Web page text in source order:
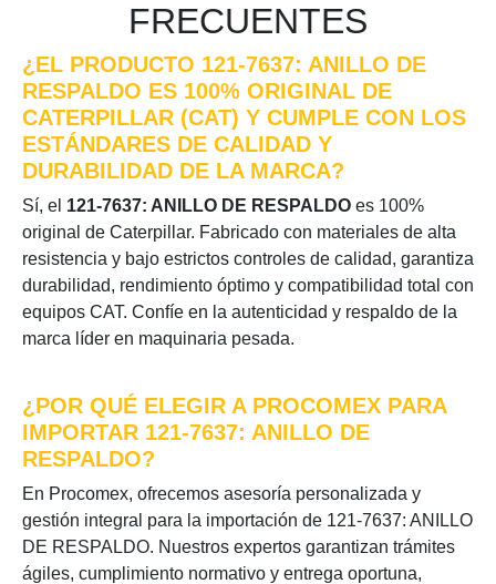
FRECUENTES
¿EL PRODUCTO 121-7637: ANILLO DE
RESPALDO ES 100% ORIGINAL DE
CATERPILLAR (CAT) Y CUMPLE CON LOS
ESTÁNDARES DE CALIDAD Y
DURABILIDAD DE LA MARCA?
Sí, el 121-7637: ANILLO DE RESPALDO es 100%
original de Caterpillar. Fabricado con materiales de alta
resistencia y bajo estrictos controles de calidad, garantiza
durabilidad, rendimiento óptimo y compatibilidad total con
equipos CAT. Confíe en la autenticidad y respaldo de la
marca líder en maquinaria pesada.
¿POR QUÉ ELEGIR A PROCOMEX PARA
IMPORTAR 121-7637: ANILLO DE
RESPALDO?
En Procomex, ofrecemos asesoría personalizada y
gestión integral para la importación de 121-7637: ANILLO
DE RESPALDO. Nuestros expertos garantizan trámites
ágiles, cumplimiento normativo y entrega oportuna,